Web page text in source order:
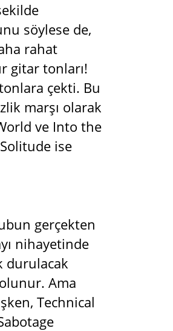
söylese de,
rahat
gitar tonları!
çekti. Bu
marşı olarak
ve Into the
ise
gerçekten
nihayetinde
durulacak
Ama
Technical